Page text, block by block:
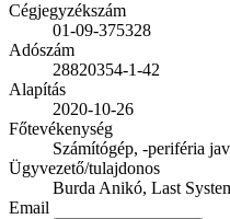
Cégjegyzékszám
01-09-375328
Adószám
28820354-1-42
Alapítás
2020-10-26
Főtevékenység
Számítógép, -periféria
Ügyvezető/tulajdonos
Burda Anikó, Last
Email